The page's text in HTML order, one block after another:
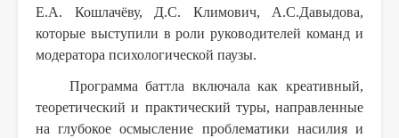
Е.А. Кошлачёву, Д.С. Климович, А.С.Давыдова,
которые выступили в роли руководителей команд и
модератора психологической паузы.
Программа баттла включала как креативный,
теоретический и практический туры, направленные
на глубокое осмысление проблематики насилия и